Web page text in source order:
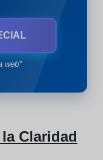
web*
Claridad